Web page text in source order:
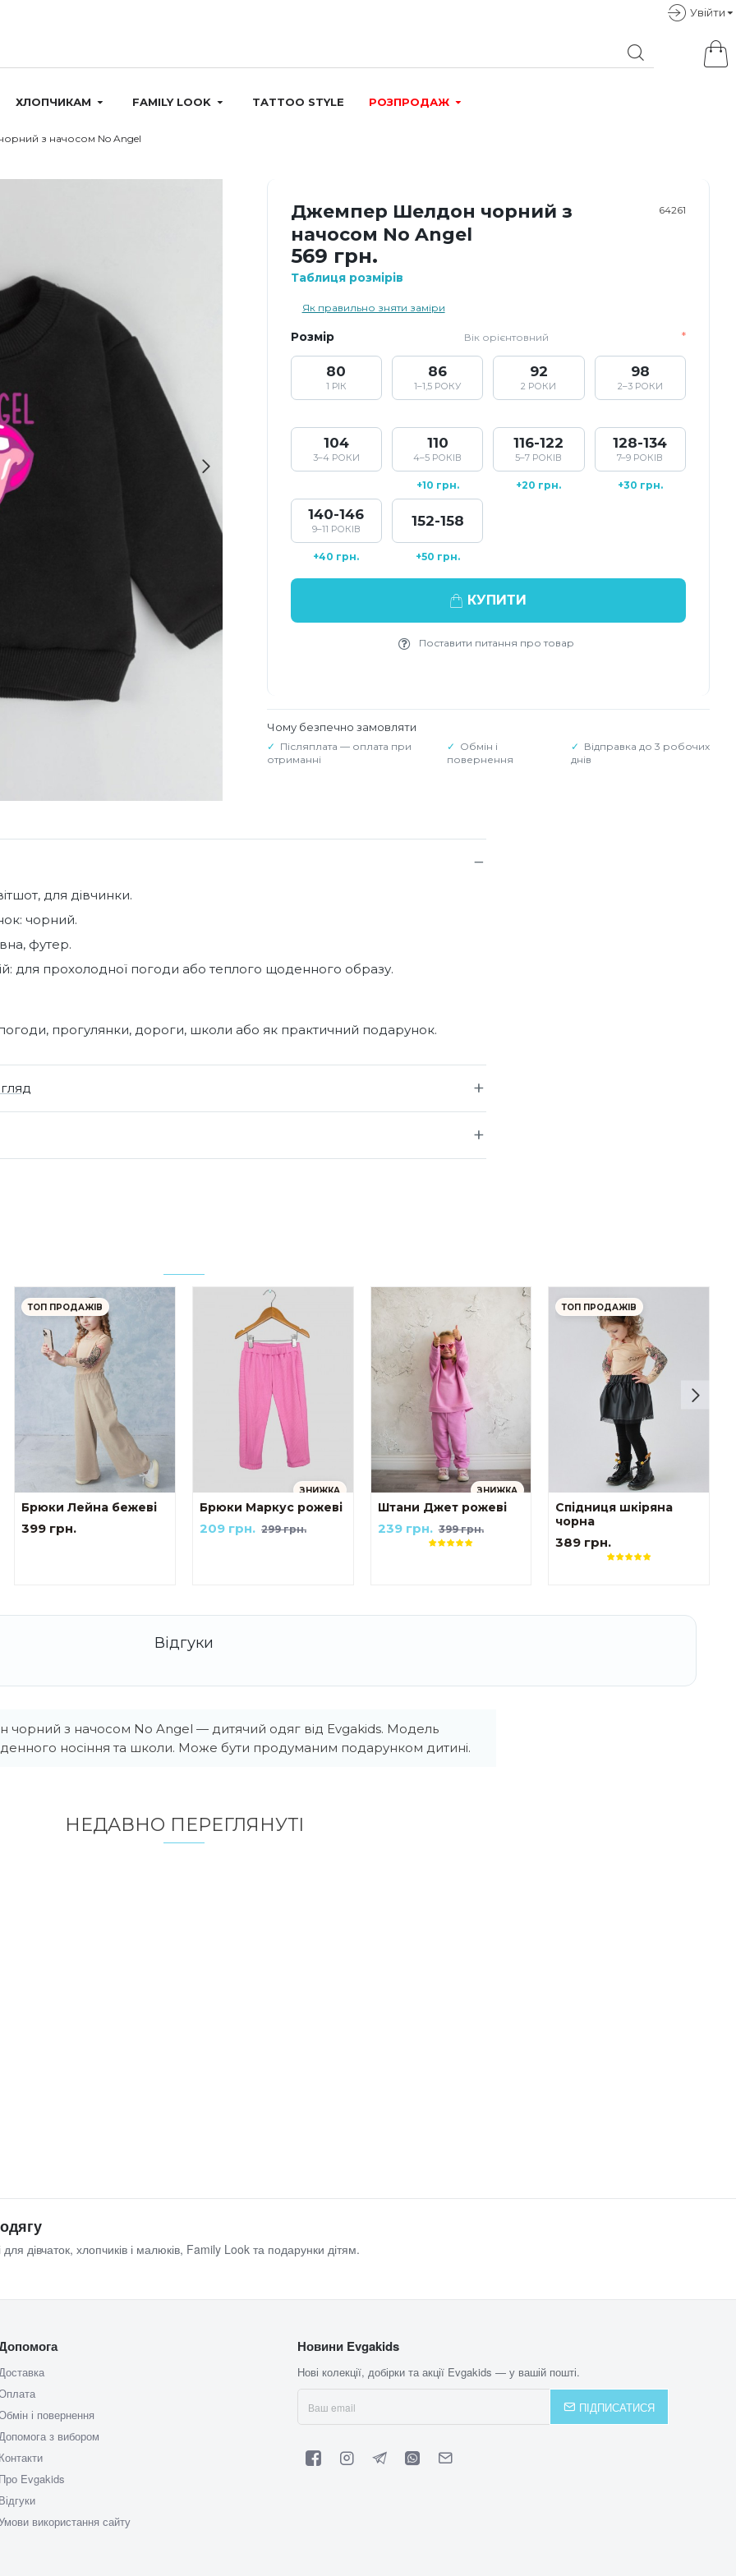
Увiйти
ХЛОПЧИКАМ FAMILY LOOK TATTOO STYLE РОЗПРОДАЖ
з начосом No Angel
Джемпер Шелдон чорний з
начосом No Angel
64261
569 грн.
Таблиця розмірів
Як правильно зняти заміри
Розмір Вік орієнтовний
80
1 РІК
86
1–1,5 РОКУ
92
2 РОКИ
98
2–3 РОКИ
104
3–4 РОКИ
110
4–5 РОКІВ
+10 грн.
116-122
5–7 РОКІВ
+20 грн.
128-134
7–9 РОКІВ
+30 грн.
140-146
9–11 РОКІВ
+40 грн.
152-158
+50 грн.
КУПИТИ
Поставити питання про товар
Чому безпечно замовляти
Післяплата — оплата при
отриманні
Обмін і
повернення
Відправка до 3 робочих
днів
для дівчинки.
чорний.
футер.
для прохолодної погоди або теплого щоденного образу.
прогулянки, дороги, школи або як практичний подарунок.
ТОП ПРОДАЖІВ
Брюки Лейна бежеві
399 грн.
ЗНИЖКА
Брюки Маркус рожеві
299 грн.
209 грн.
ЗНИЖКА
Штани Джет рожеві
399 грн.
239 грн.
ТОП ПРОДАЖІВ
Спідниця шкіряна
чорна
389 грн.
з начосом No Angel — дитячий одяг від Evgakids. Модель
носіння та школи. Може бути продуманим подарунком дитині.
НЕДАВНО ПЕРЕГЛЯНУТI
дівчаток, хлопчиків і малюків, Family Look та подарунки дітям.
і повернення
з вибором
Evgakids
використання сайту
Новини Evgakids
Нові колекції, добірки та акції Evgakids — у вашій пошті.
ПІДПИСАТИСЯ